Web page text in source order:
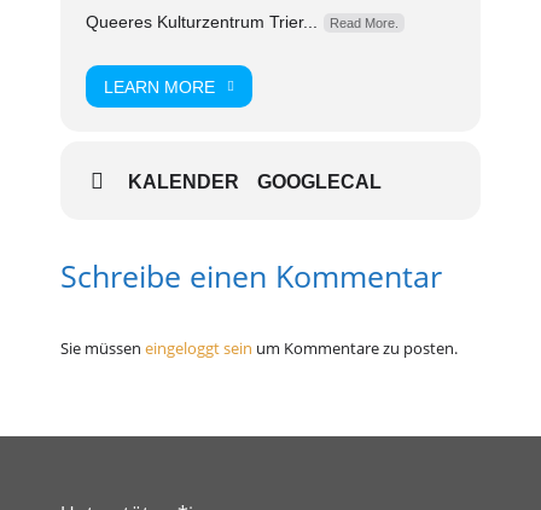
Queeres Kulturzentrum Trier... Read More.
LEARN MORE
KALENDER GOOGLECAL
Schreibe einen Kommentar
Sie müssen eingeloggt sein um Kommentare zu posten.